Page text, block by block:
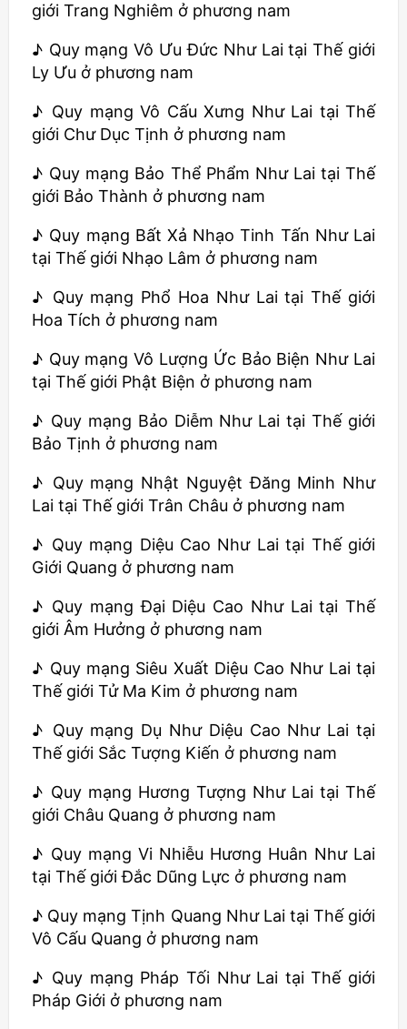
giới Trang Nghiêm ở phương nam
♪ Quy mạng Vô Ưu Đức Như Lai tại Thế giới
Ly Ưu ở phương nam
♪ Quy mạng Vô Cấu Xưng Như Lai tại Thế
giới Chư Dục Tịnh ở phương nam
♪ Quy mạng Bảo Thể Phẩm Như Lai tại Thế
giới Bảo Thành ở phương nam
♪ Quy mạng Bất Xả Nhạo Tinh Tấn Như Lai
tại Thế giới Nhạo Lâm ở phương nam
♪ Quy mạng Phổ Hoa Như Lai tại Thế giới
Hoa Tích ở phương nam
♪ Quy mạng Vô Lượng Ức Bảo Biện Như Lai
tại Thế giới Phật Biện ở phương nam
♪ Quy mạng Bảo Diễm Như Lai tại Thế giới
Bảo Tịnh ở phương nam
♪ Quy mạng Nhật Nguyệt Đăng Minh Như
Lai tại Thế giới Trân Châu ở phương nam
♪ Quy mạng Diệu Cao Như Lai tại Thế giới
Giới Quang ở phương nam
♪ Quy mạng Đại Diệu Cao Như Lai tại Thế
giới Âm Hưởng ở phương nam
♪ Quy mạng Siêu Xuất Diệu Cao Như Lai tại
Thế giới Tử Ma Kim ở phương nam
♪ Quy mạng Dụ Như Diệu Cao Như Lai tại
Thế giới Sắc Tượng Kiến ở phương nam
♪ Quy mạng Hương Tượng Như Lai tại Thế
giới Châu Quang ở phương nam
♪ Quy mạng Vi Nhiễu Hương Huân Như Lai
tại Thế giới Đắc Dũng Lực ở phương nam
♪ Quy mạng Tịnh Quang Như Lai tại Thế giới
Vô Cấu Quang ở phương nam
♪ Quy mạng Pháp Tối Như Lai tại Thế giới
Pháp Giới ở phương nam